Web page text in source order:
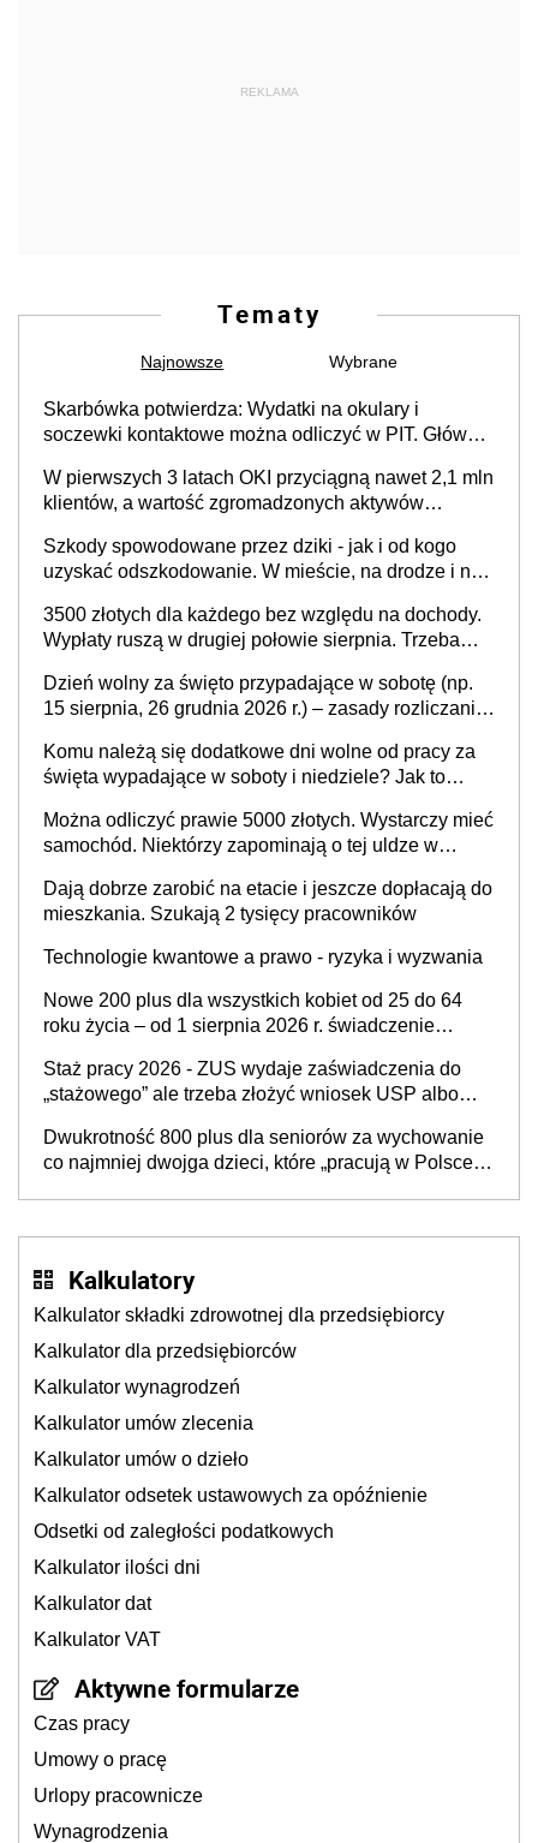
REKLAMA
Tematy
Najnowsze Wybrane
Skarbówka potwierdza: Wydatki na okulary i
soczewki kontaktowe można odliczyć w PIT. Główny
Częściowe dofinansowanie (np. z zfśs) pomniejsza
odliczenie
W pierwszych 3 latach OKI przyciągną nawet 2,1 mln
klientów, a wartość zgromadzonych aktywów
Szkody spowodowane przez dziki - jak i od kogo
uzyskać odszkodowanie. W mieście, na drodze i na
3500 złotych dla każdego bez względu na dochody.
Wypłaty ruszą w drugiej połowie sierpnia. Trzeba
Dzień wolny za święto przypadające w sobotę (np.
15 sierpnia, 26 grudnia 2026 r.) – zasady rozliczania
i administracja publiczna), najczęstsze pytania
Komu należą się dodatkowe dni wolne od pracy za
święta wypadające w soboty i niedziele? Jak to
Można odliczyć prawie 5000 złotych. Wystarczy mieć
samochód. Niektórzy zapominają o tej uldze w
Dają dobrze zarobić na etacie i jeszcze dopłacają do
mieszkania. Szukają 2 tysięcy pracowników
Technologie kwantowe a prawo - ryzyka i wyzwania
Nowe 200 plus dla wszystkich kobiet od 25 do 64
roku życia – od 1 sierpnia 2026 r. świadczenie
Staż pracy 2026 - ZUS wydaje zaświadczenia do
„stażowego” ale trzeba złożyć wniosek USP albo
zaświadczenie z ZUS?
Dwukrotność 800 plus dla seniorów za wychowanie
co najmniej dwojga dzieci, które „pracują w Polsce i
Kalkulatory
Kalkulator składki zdrowotnej dla przedsiębiorcy
Kalkulator dla przedsiębiorców
Kalkulator wynagrodzeń
Kalkulator umów zlecenia
Kalkulator umów o dzieło
Kalkulator odsetek ustawowych za opóźnienie
Odsetki od zaległości podatkowych
Kalkulator ilości dni
Kalkulator dat
Kalkulator VAT
Aktywne formularze
Czas pracy
Umowy o pracę
Urlopy pracownicze
Wynagrodzenia